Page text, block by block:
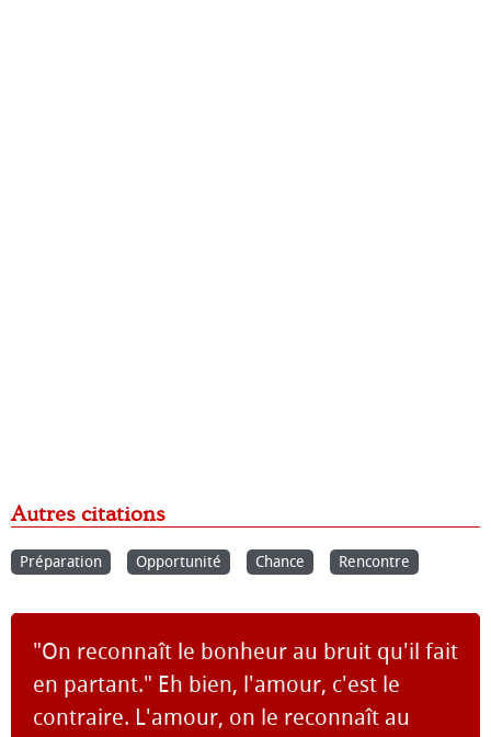
Autres citations
Préparation Opportunité Chance Rencontre
"On reconnaît le bonheur au bruit qu'il fait
en partant." Eh bien, l'amour, c'est le
contraire. L'amour, on le reconnaît au